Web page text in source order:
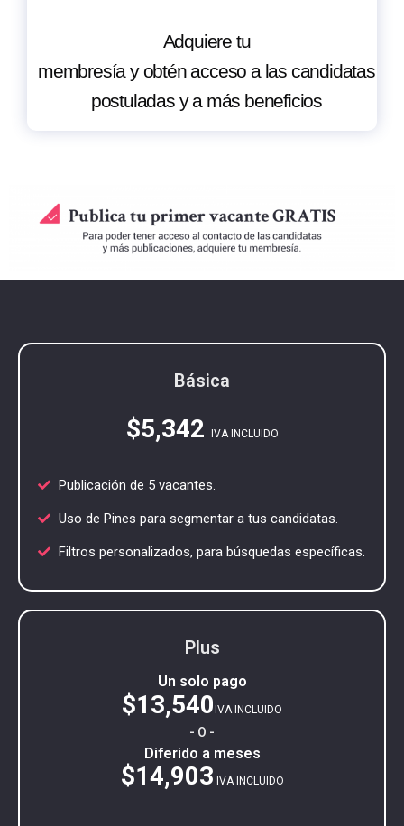
Adquiere tu
membresía y obtén acceso a las candidatas
postuladas y a más beneficios
Básica
$5,342 IVA INCLUIDO
Publicación de 5 vacantes.
Uso de Pines para segmentar a tus candidatas.
Filtros personalizados, para búsquedas específicas.
Plus
Un solo pago
$13,540IVA INCLUIDO
- O -
Diferido a meses
$14,903 IVA INCLUIDO